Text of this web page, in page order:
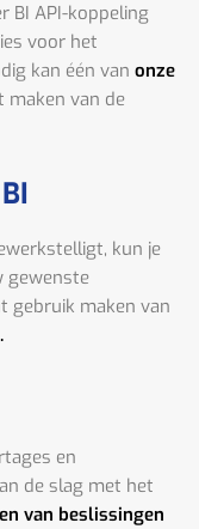
BI API-koppeling
voor het
kan één van onze
maken van de
kun je
gewenste
gebruik maken van
en
de slag met het
van beslissingen